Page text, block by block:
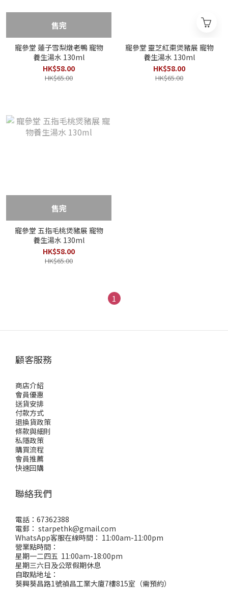
售完
寵參堂 蓮子雪梨燉老鴨 寵物
養生湯水 130ml
HK$58.00
HK$65.00
寵參堂 靈芝紅棗煲豬展 寵物
養生湯水 130ml
HK$58.00
HK$65.00
售完
寵參堂 五指毛桃煲豬展 寵物
養生湯水 130ml
HK$58.00
HK$65.00
1
顧客服務
商店介紹
會員優惠
送貨安排
付款方式
退換貨政策
條款與細則
私隱政策
購買流程
會員推薦
快速回購
聯絡我們
電話：67362388
電郵： starpethk@gmail.com
WhatsApp客服在線時間： 11:00am-11:00pm
營業點時間：
星期一二四五 11:00am-18:00pm
星期三六日及公眾假期休息
自取點地址：
葵興葵昌路1號禎昌工業大廈7樓815室（需預約）